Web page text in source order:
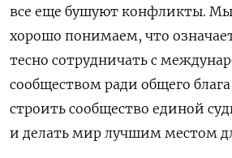
все еще бушуют конфликты.
хорошо понимаем, что
тесно сотрудничать с
сообществом ради общего блага
строить сообщество единой
и делать мир лучшим местом